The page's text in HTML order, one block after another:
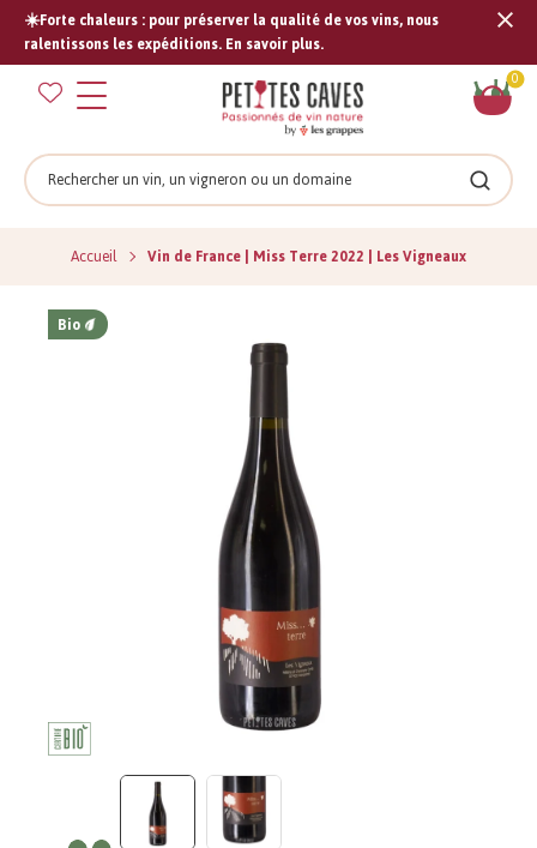
☀️Forte chaleurs : pour préserver la qualité de vos vins, nous
ralentissons les expéditions. En savoir plus.
0
Rechercher
Accueil Vin de France | Miss Terre 2022 | Les Vigneaux
Bio